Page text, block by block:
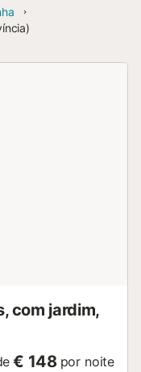
com jardim,
€ 148 por noite